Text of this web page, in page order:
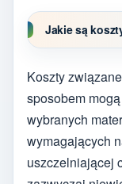
Jakie są
Koszty
sposobem
wybranych
wymagających
uszczelniającej